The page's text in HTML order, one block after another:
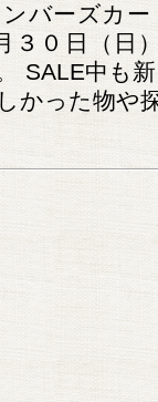
バーズカー
３０日（日
SALE中も
かった物や